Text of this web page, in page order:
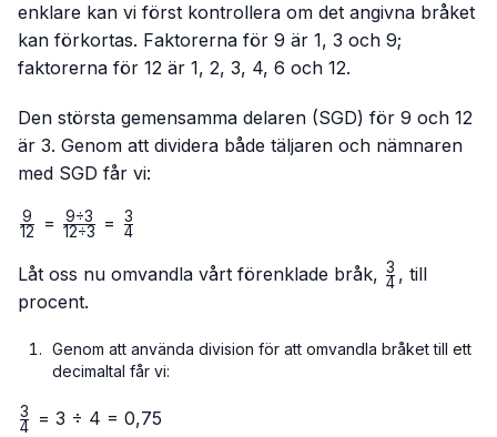
enklare kan vi först kontrollera om det angivna bråket
kan förkortas. Faktorerna för 9 är 1, 3 och 9;
faktorerna för 12 är 1, 2, 3, 4, 6 och 12.
Den största gemensamma delaren (SGD) för 9 och 12
är 3. Genom att dividera både täljaren och nämnaren
med SGD får vi:
\frac{9}
12
9 = \frac{9
{12 ÷
3}
12÷3
9÷3 = \frac{3}
4
3
Låt oss nu omvandla vårt förenklade bråk, \frac{3}
4
3 , till
procent.
Genom att använda division för att omvandla bråket till ett
decimaltal får vi:
\frac{3}
4
3 = 3 ÷ 4 = 0,75